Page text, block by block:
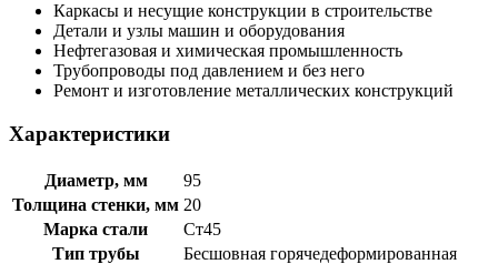
Каркасы и несущие конструкции в строительстве
Детали и узлы машин и оборудования
Нефтегазовая и химическая промышленность
Трубопроводы под давлением и без него
Ремонт и изготовление металлических конструкций
Характеристики
Диаметр, мм
95
Толщина стенки, мм 20
Марка стали
Ст45
Тип трубы
Бесшовная горячедеформированная